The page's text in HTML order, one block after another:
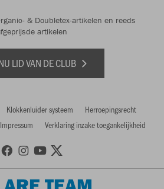
& Doubletex-artikelen en reeds
artikelen
LID VAN DE CLUB
Klokkenluider systeem
Herroepingsrecht
Impressum Verklaring inzake toegankelijkheid